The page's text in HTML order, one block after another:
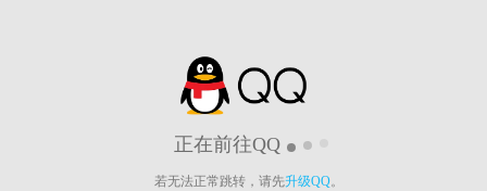
正在前往QQ
若无法正常跳转，请先升级QQ。